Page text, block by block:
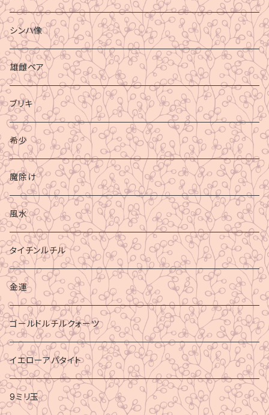
シンハ像
雄雌ペア
ブリキ
希少
魔除け
風水
タイチンルチル
金運
ゴールドルチルクォーツ
イエローアパタイト
9ミリ玉